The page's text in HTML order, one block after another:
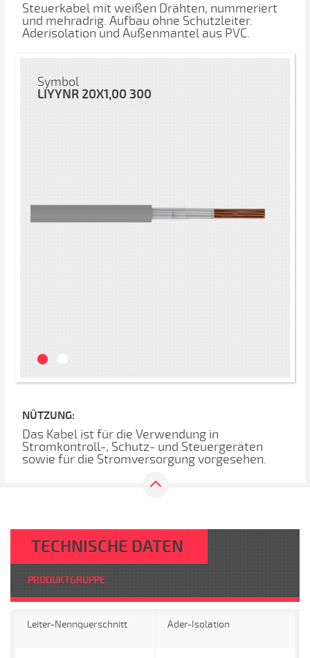
Steuerkabel mit weißen Drähten, nummeriert
und mehradrig. Aufbau ohne Schutzleiter.
Aderisolation und Außenmantel aus PVC.
Symbol
LIYYNR 20X1,00 300
NÜTZUNG:
Das Kabel ist für die Verwendung in
Stromkontroll-, Schutz- und Steuergeräten
sowie für die Stromversorgung vorgesehen.
TECHNISCHE DATEN
PRODUKTGRUPPE
Leiter-Nennquerschnitt Ader-Isolation